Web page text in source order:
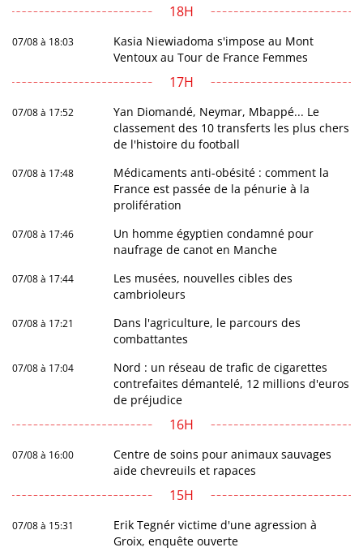
18H
07/08 à 18:03
Kasia Niewiadoma s'impose au Mont
Ventoux au Tour de France Femmes
17H
07/08 à 17:52
Yan Diomandé, Neymar, Mbappé... Le
classement des 10 transferts les plus chers
de l'histoire du football
07/08 à 17:48
Médicaments anti-obésité : comment la
France est passée de la pénurie à la
prolifération
07/08 à 17:46
Un homme égyptien condamné pour
naufrage de canot en Manche
07/08 à 17:44
Les musées, nouvelles cibles des
cambrioleurs
07/08 à 17:21
Dans l'agriculture, le parcours des
combattantes
07/08 à 17:04
Nord : un réseau de trafic de cigarettes
contrefaites démantelé, 12 millions d'euros
de préjudice
16H
07/08 à 16:00
Centre de soins pour animaux sauvages
aide chevreuils et rapaces
15H
07/08 à 15:31
Erik Tegnér victime d'une agression à
Groix, enquête ouverte